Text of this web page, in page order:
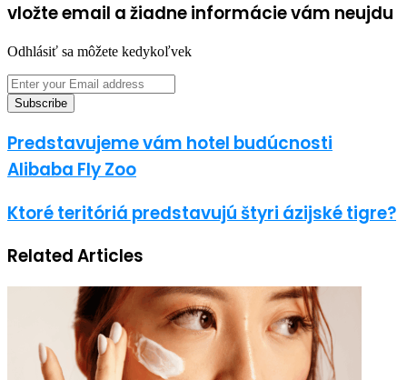
vložte email a žiadne informácie vám neujdu
Odhlásiť sa môžete kedykoľvek
Enter
your
Email
Predstavujeme vám hotel budúcnosti
Alibaba Fly Zoo
Ktoré teritóriá predstavujú štyri ázijské tigre?
Related Articles